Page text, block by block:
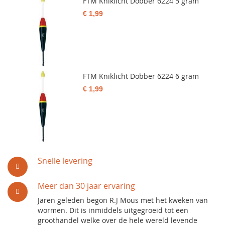
Snelle levering
Meer dan 30 jaar ervaring
Jaren geleden begon R.J Mous met het kweken van
wormen. Dit is inmiddels uitgegroeid tot een
groothandel welke over de hele wereld levende
€ 1,99
FTM Kniklicht Dobber 6224 6 gram
€ 1,99